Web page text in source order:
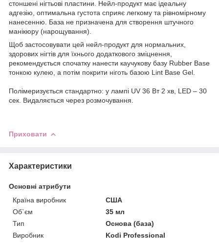
стоншені нігтьові пластини. Нейл-продукт має ідеальну
адгезію, оптимальна густота сприяє легкому та рівномірному
нанесенню. База не призначена для створення штучного
манікюру (нарощування).
Щоб застосовувати цей нейл-продукт для нормальних,
здорових нігтів для їхнього додаткового зміцнення,
рекомендується спочатку нанести каучукову базу Rubber Base
тонкою кулею, а потім покрити ніготь базою Lint Base Gel.
Полімеризується стандартно: у лампі UV 36 Вт 2 хв, LED – 30
сек. Видаляється через розмочування.
Приховати
Характеристики
Основні атрибути
Країна виробник
США
Об`єм
35 мл
Тип
Основа (база)
Виробник
Kodi Professional